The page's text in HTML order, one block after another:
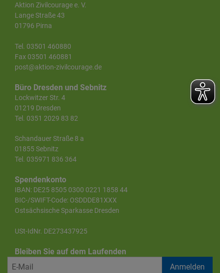
Aktion Zivilcourage e. V.
Lange Straße 43
01796 Pirna
Tel. 03501 460880
Fax 03501 460881
post@aktion-zivilcourage.de
Büro Dresden und Sebnitz
Lockwitzer Str. 4
01219 Dresden
Tel. 0351 2029 83 82
Schandauer Straße 8 a
01855 Sebnitz
Tel. 035971 836 364
Spendenkonto
IBAN: DE25 8505 0300 0221 1858 44
BIC-/SWIFT-Code: OSDDDE81XXX
Ostsächsische Sparkasse Dresden
USt-IdNr. DE273437925
Bleiben Sie auf dem Laufenden